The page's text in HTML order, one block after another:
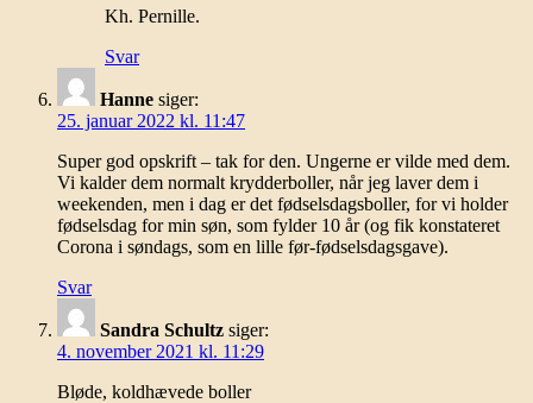
Kh. Pernille.
Svar
Hanne siger:
25. januar 2022 kl. 11:47
Super god opskrift – tak for den. Ungerne er vilde med dem.
Vi kalder dem normalt krydderboller, når jeg laver dem i
weekenden, men i dag er det fødselsdagsboller, for vi holder
fødselsdag for min søn, som fylder 10 år (og fik konstateret
Corona i søndags, som en lille før-fødselsdagsgave).
Svar
Sandra Schultz siger:
4. november 2021 kl. 11:29
Bløde, koldhævede boller